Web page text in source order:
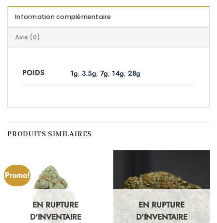
Information complémentaire
Avis (0)
POIDS 1g,3.5g,7g, 14g,28g
PRODUITS SIMILAIRES
Promo!
EN RUPTURE
D'INVENTAIRE
EN RUPTURE
D'INVENTAIRE